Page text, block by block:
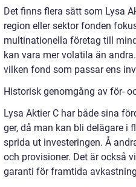
Det finns flera sätt som Lysa
region eller sektor fonden
multinationella företag till
kan vara mer volatila än
vilken fond som passar ens
Historisk genomgång av för-
Lysa Aktier C har både sina
ger, då man kan bli delägare i
sprida ut investeringen. Å
och provisioner. Det är också
garanti för framtida